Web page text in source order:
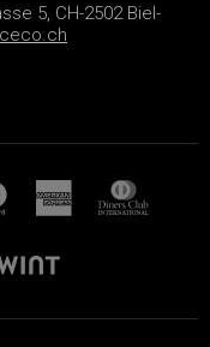
5, CH-2502 Biel-